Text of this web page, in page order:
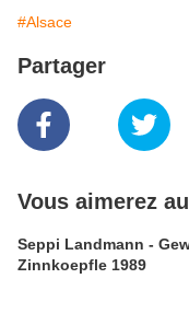
#Alsace
Partager
Vous aimerez
Seppi Landmann - Gewurztraminer
Zinnkoepfle 1989